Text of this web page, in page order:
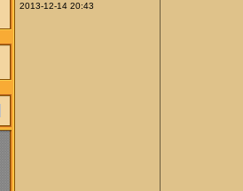
2013-12-14 20:43